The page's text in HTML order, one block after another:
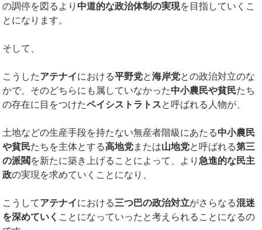
の調停を図るより 中道的な政治体制の実現を目指していくこ
とになります。
そして、
こうしたアテナイにおける平野党と海岸党との政治対立のな
かで、そのどちらにも属していなかった中小農民や貧民たち
の存在に目をつけたペイシストラトスと呼ばれる人物が、
土地などの生産手段を持たない無産者階級にあたる中小農民
や貧民たちを主体とする高地党または山地党と呼ばれる第三
の派閥 を新たに築き上げることによって、より急進的な民主
政の実現を求めていくことになり、
こうしてアテナイにおける三つ巴の政治対立がさらなる混迷
を深めていく ことになっていったと考えられることになるの